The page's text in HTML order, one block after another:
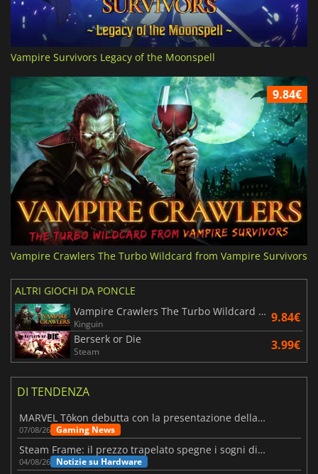
Vampire Survivors Legacy of the Moonspell
9.84€
Vampire Crawlers The Turbo Wildcard from Vampire Survivors
ALTRI GIOCHI DA PONCLE
Vampire Crawlers The Turbo Wildcard from Vampire Survivors
Kinguin 9.84€
Berserk or Die
Steam 3.99€
DI TENDENZA
MARVEL Tōkon debutta con la presentazione della roadmap per il primo anno
07/08/26 Gaming News
Steam Frame: il prezzo trapelato spegne i sogni di un VR economico
04/08/26 Notizie su Hardware